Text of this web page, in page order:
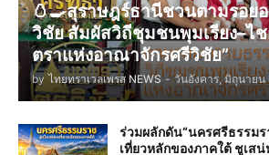
🥚🍳สุราษฎร์ธานีชวนตามรอย
วิชัย สัมผัสวิถีชุมชนพุมเรียง–ไช
ตราแห่งอาณาจักรศรีวิชัย”
by ไทยทราเวลเพรส NEWS - วันอังคาร, มิถุนายน
ร่วมผลักดัน“นครศรีธรรมร
เที่ยวหลักของภาคใต้ ชูเส